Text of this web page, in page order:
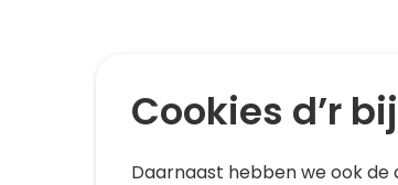
Cookies d’r
Daarnaast hebben we ook de